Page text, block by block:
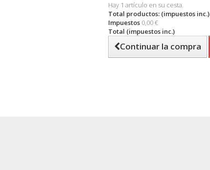
Hay 1 artículo en su cesta.
Total productos: (impuestos inc.)
Impuestos 0,00 €
Total (impuestos inc.)
Continuar la compra